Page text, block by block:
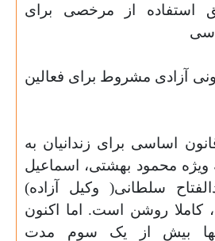
از مرخصی برای
آزادی مشروط برای فعالین
168 قانون اساسی برای زندانیان به
محمود بهشتی، اسماعیل
سلطانی( وکیل آزاده)
روشن است. اما اکنون
بیش از یک سوم مدت